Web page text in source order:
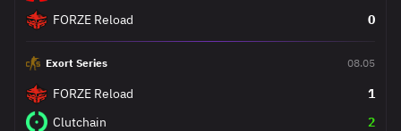
FORZE Reload
0
Exort Series 08.05
FORZE Reload
1
Clutchain
2